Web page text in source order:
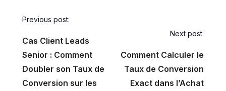
Previous post:
Cas Client Leads
Senior : Comment
Doubler son Taux de
Conversion sur les
Next post:
Comment Calculer le
Taux de Conversion
Exact dans l’Achat